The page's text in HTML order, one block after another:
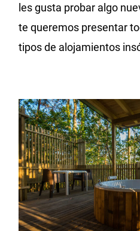
les gusta probar algo
te queremos presentar
tipos de alojamientos